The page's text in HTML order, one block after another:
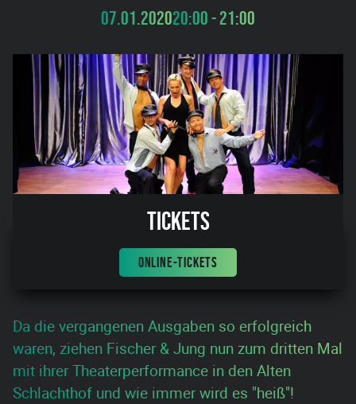
07.01.202020:00 - 21:00
Tickets
ONLINE-TICKETS
Da die vergangenen Ausgaben so erfolgreich
waren, ziehen Fischer & Jung nun zum dritten Mal
mit ihrer Theaterperformance in den Alten
Schlachthof und wie immer wird es "heiß"!